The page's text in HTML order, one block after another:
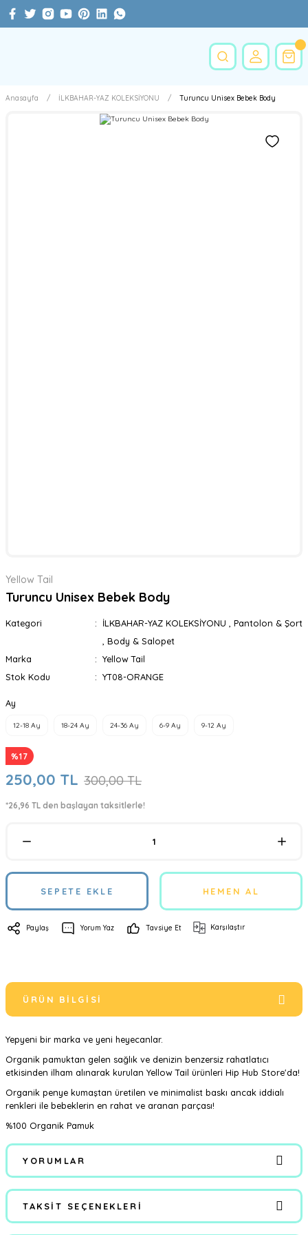
Anasayfa İLKBAHAR-YAZ KOLEKSİYONU Turuncu Unisex Bebek Body
Yellow Tail
Turuncu Unisex Bebek Body
Kategori İLKBAHAR-YAZ KOLEKSİYONU
Pantolon & Şort
Body & Salopet
Marka
Yellow Tail
Stok Kodu
YT08-ORANGE
Ay
12-18 Ay 18-24 Ay 24-36 Ay 6-9 Ay 9-12 Ay
%17
250,00 TL 300,00 TL
*26,96 TL den başlayan taksitlerle!
SEPETE EKLE HEMEN AL
Paylaş Yorum Yaz Tavsiye Et Karşılaştır
ÜRÜN BILGISI
Yepyeni bir marka ve yeni heyecanlar.
Organik pamuktan gelen sağlık ve denizin benzersiz rahatlatıcı
etkisinden ilham alınarak kurulan Yellow Tail ürünleri Hip Hub Store'da!
Organik penye kumaştan üretilen ve minimalist baskı ancak iddialı
renkleri ile bebeklerin en rahat ve aranan parçası!
%100 Organik Pamuk
YORUMLAR
Bu ürüne ilk yorumu siz yapın!
TAKSIT SEÇENEKLERI